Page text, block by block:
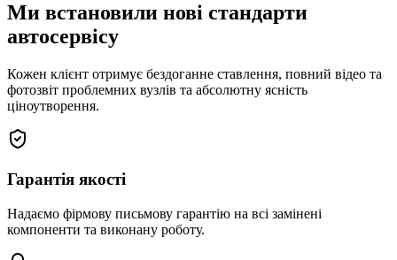
Ми встановили нові стандарти
автосервісу
Кожен клієнт отримує бездоганне ставлення, повний відео та
фотозвіт проблемних вузлів та абсолютну ясність
ціноутворення.
Гарантія якості
Надаємо фірмову письмову гарантію на всі замінені
компоненти та виконану роботу.